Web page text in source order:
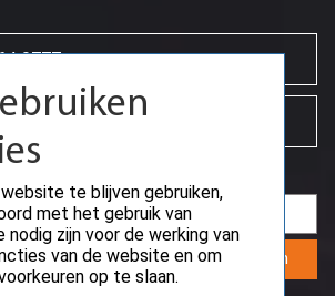
0777
Aanmelden
te blijven gebruiken,
met het gebruik van
nodig zijn voor de werking van
van de website en om
op te slaan.